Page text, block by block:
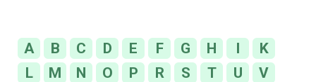
A B C D E F G H I
K
L
M N O P R S T U
V